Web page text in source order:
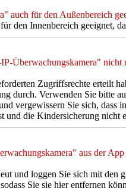
auch für den Außenbereich
den Innenbereich geeignet,
Überwachungskamera" nicht
Zugriffsrechte erteilt
durch. Verwenden Sie bitte
vergewissern Sie sich, dass
die Kindersicherung nicht
aus der
und loggen Sie sich mit den
Sie sie hier entfernen